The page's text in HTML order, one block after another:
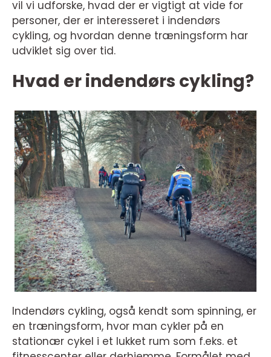
vil vi udforske, hvad der er vigtigt at vide for
personer, der er interesseret i indendørs
cykling, og hvordan denne træningsform har
udviklet sig over tid.
Hvad er indendørs cykling?
Indendørs cykling, også kendt som spinning, er
en træningsform, hvor man cykler på en
stationær cykel i et lukket rum som f.eks. et